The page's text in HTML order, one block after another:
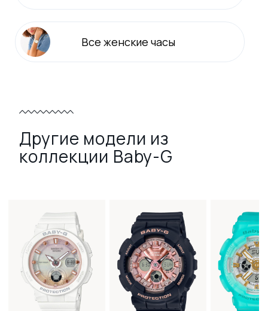
Все женские часы
Другие модели из
коллекции Baby-G